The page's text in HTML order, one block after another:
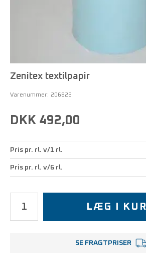
Zenitex textilpapir
Varenummer: 206822
DKK 492,00
Pris pr. rl. v/1 rl.
Pris pr. rl. v/6 rl.
LÆG I
SE FRAGTPRISER